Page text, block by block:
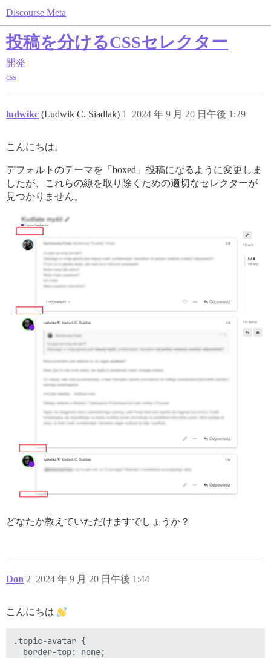
Discourse Meta
投稿を分けるCSSセレクター
開発
css
ludwikc (Ludwik C. Siadlak) 2024 年 9 月 20 日午後 1:29
1
こんにちは。
デフォルトのテーマを「boxed」投稿になるように変更しま
したが、これらの線を取り除くための適切なセレクターが
見つかりません。
どなたか教えていただけますでしょうか？
Don 2024 年 9 月 20 日午後 1:44
2
こんにちは
.topic-avatar {
  border-top: none;